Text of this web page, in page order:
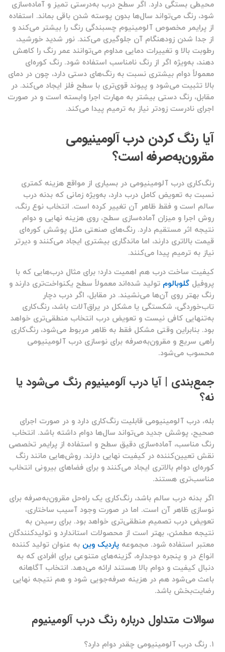
محیطی بستگی دارد. اگر سطح درب به‌درستی تمیز و آماده‌سازی
شود، رنگ می‌تواند سال‌ها بدون پوسته شدن باقی بماند. استفاده
از پرایمر مخصوص آلومینیوم چسبندگی رنگ را بیشتر می‌کند و
از جدا شدن زودهنگام آن جلوگیری می‌کند. نور شدید خورشید،
رطوبت بالا و تغییرات دمایی مداوم می‌توانند عمر رنگ را کاهش
دهند، به‌ویژه اگر از رنگ نامناسب استفاده شود. رنگ کوره‌ای
معمولاً دوام بیشتری نسبت به رنگ‌های دستی دارد، چون در دمای
بالا تثبیت می‌شود و پیوند قوی‌تری با سطح فلز ایجاد می‌کند. در
مقابل، رنگ دستی بیشتر به مهارت اجرا وابسته است و در صورت
اجرای نادرست زودتر نیاز به ترمیم پیدا می‌کند.
آیا رنگ کردن درب آلومینیومی
مقرون‌به‌صرفه است؟
رنگ‌کاری درب آلومینیومی در بسیاری از مواقع هزینه کمتری
نسبت به تعویض کامل درب دارد، به‌ویژه زمانی که بدنه درب
سالم است و فقط ظاهر آن تغییر کرده است. انتخاب نوع رنگ،
روش اجرا و میزان آماده‌سازی سطح، روی هزینه نهایی و دوام
نتیجه اثر مستقیم دارد. رنگ‌های صنعتی مثل پوشش کوره‌ای
قیمت بالاتری دارند، اما ماندگاری بیشتری ایجاد می‌کنند و دیرتر
نیاز به ترمیم پیدا می‌کنند.
کیفیت ساخت درب هم اهمیت دارد؛ برای مثال درب‌هایی که با
پروفیلگلوبالوم تولید شده‌اند معمولاً سطح یکنواخت‌تری دارند و
رنگ بهتر روی آن‌ها می‌نشیند. در مقابل، اگر درب دچار
تاب‌خوردگی، شکستگی یا مشکل در یراق‌آلات باشد، رنگ‌کاری
به‌تنهایی کافی نیست و تعویض درب انتخاب منطقی‌تری خواهد
بود. بنابراین وقتی مشکل فقط به ظاهر مربوط می‌شود، رنگ‌کاری
راهی سریع و مقرون‌به‌صرفه برای نوسازی درب آلومینیومی
محسوب می‌شود.
جمع‌بندی | آیا درب آلومینیوم رنگ می‌شود یا
نه؟
بله، درب آلومینیومی قابلیت رنگ‌کاری دارد و در صورت اجرای
صحیح، پوشش جدید می‌تواند سال‌ها دوام داشته باشد. انتخاب
رنگ مناسب، آماده‌سازی دقیق سطح و استفاده از پرایمر تخصصی
نقش تعیین‌کننده در کیفیت نهایی دارند. روش‌هایی مانند رنگ
کوره‌ای دوام بالاتری ایجاد می‌کنند و برای فضاهای بیرونی انتخاب
مناسب‌تری هستند.
اگر بدنه درب سالم باشد، رنگ‌کاری یک راه‌حل مقرون‌به‌صرفه برای
نوسازی ظاهر آن است. اما در صورت وجود آسیب ساختاری،
تعویض درب تصمیم منطقی‌تری خواهد بود. برای رسیدن به
نتیجه مطمئن، بهتر است از محصولات استاندارد و تولیدکنندگان
معتبر استفاده شود. مجموعهپاردیک وین به عنوان تولید کننده
انواع در و پنجره دوجداره، گزینه‌های متنوعی برای افرادی که به
دنبال کیفیت و دوام بالا هستند ارائه می‌دهد. انتخاب آگاهانه
باعث می‌شود هم در هزینه صرفه‌جویی شود و هم نتیجه نهایی
رضایت‌بخش باشد.
سوالات متداول درباره رنگ درب آلومینیوم
۱. رنگ درب آلومینیومی چقدر دوام دارد؟